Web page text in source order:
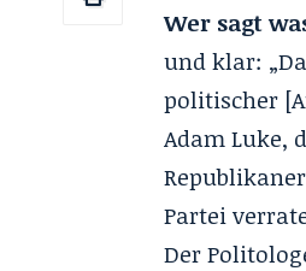
Wer sagt
und klar:
politischer
Adam Luke,
Partei
Der